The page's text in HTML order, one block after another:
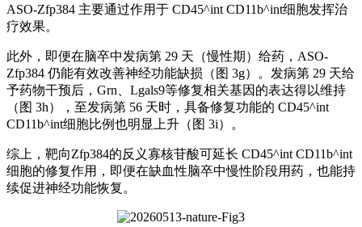
ASO-Zfp384 主要通过作用于 CD45^int CD11b^int细胞发挥治
疗效果。
此外，即便在脑卒中发病第 29 天（慢性期）给药，ASO-
Zfp384 仍能有效改善神经功能缺损（图 3g）。发病第 29 天给
予药物干预后，Grn、Lgals9等修复相关基因的表达得以维持
（图 3h），至发病第 56 天时，具备修复功能的 CD45^int
CD11b^int细胞比例也明显上升（图 3i）。
综上，靶向Zfp384的反义寡核苷酸可延长 CD45^int CD11b^int
细胞的修复作用，即便在缺血性脑卒中慢性阶段用药，也能持
续促进神经功能恢复。